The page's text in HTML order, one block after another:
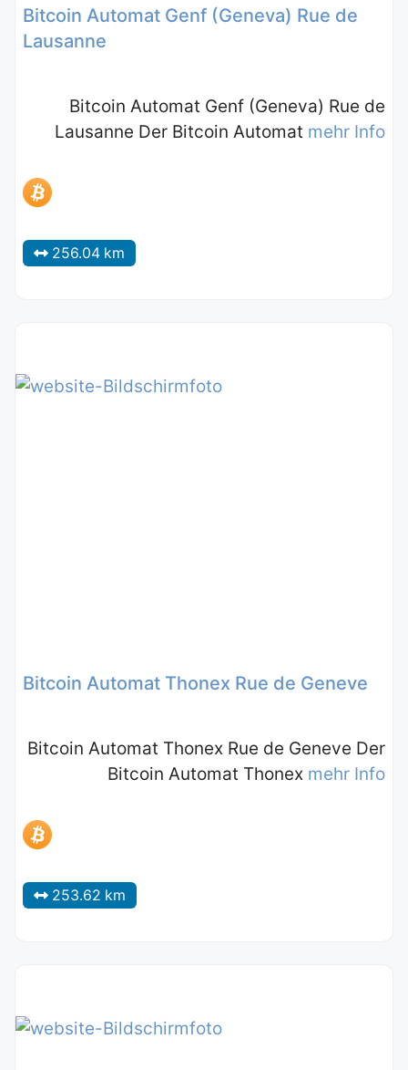
Bitcoin Automat Genf (Geneva) Rue de
Lausanne
Bitcoin Automat Genf (Geneva) Rue de
Lausanne Der Bitcoin Automat mehr Info
256.04 km
Bitcoin Automat Thonex Rue de Geneve
Bitcoin Automat Thonex Rue de Geneve Der
Bitcoin Automat Thonex mehr Info
253.62 km